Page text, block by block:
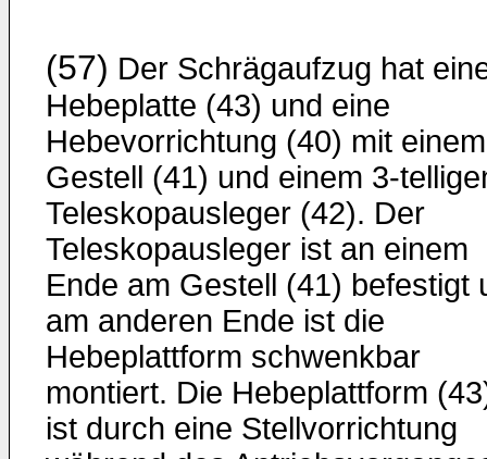
(57) Der Schrägaufzug hat
Hebeplatte (43) und eine
Hebevorrichtung (40) mit einem
Gestell (41) und einem 3-
Teleskopausleger (42). Der
Teleskopausleger ist an einem
Ende am Gestell (41) befestigt
am anderen Ende ist die
Hebeplattform schwenkbar
montiert. Die Hebeplattform
ist durch eine Stellvorrichtung